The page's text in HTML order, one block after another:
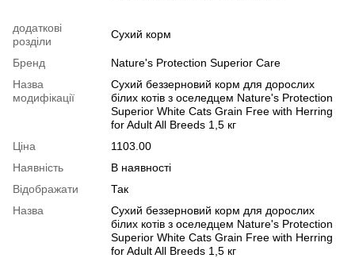
додаткові
розділи
Сухий корм
Бренд
Nature's Protection Superior Care
Назва
модифікації
Сухий беззерновий корм для дорослих
білих котів з оселедцем Nature's Protection
Superior White Cats Grain Free with Herring
for Adult All Breeds 1,5 кг
Ціна
1103.00
Наявність
В наявності
Відображати
Так
Назва
Сухий беззерновий корм для дорослих
білих котів з оселедцем Nature's Protection
Superior White Cats Grain Free with Herring
for Adult All Breeds 1,5 кг